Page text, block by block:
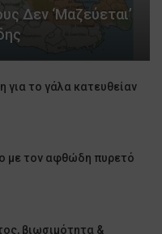
Δεν ‘μαζεύεται’
το γάλα κατευθείαν
με τον αφθώδη πυρετό
βιωσιμότητα &